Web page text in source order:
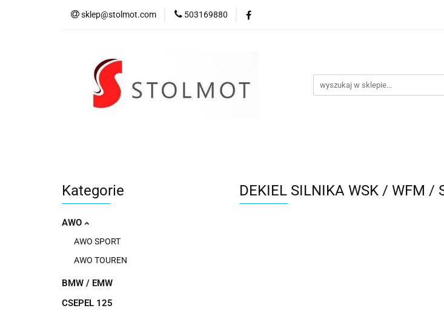
sklep@stolmot.com 503169880
Kategorie
AWO
AWO SPORT
AWO TOUREN
BMW / EMW
CSEPEL 125
DEKIEL SILNIKA WSK / WFM /